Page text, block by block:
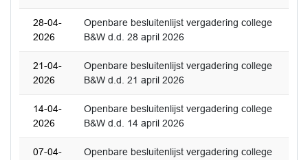
28-04-
2026
Openbare besluitenlijst vergadering college
B&W d.d. 28 april 2026
21-04-
2026
Openbare besluitenlijst vergadering college
B&W d.d. 21 april 2026
14-04-
2026
Openbare besluitenlijst vergadering college
B&W d.d. 14 april 2026
07-04-
Openbare besluitenlijst vergadering college